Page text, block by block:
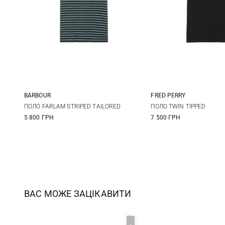
S M L
BARBOUR
ПОЛО FARLAM STRIPED TAILORED
5 800 ГРН
40 42
FRED PERRY
ПОЛО TWIN TIPPED
7 500 ГРН
ВАС МОЖЕ ЗАЦІКАВИТИ